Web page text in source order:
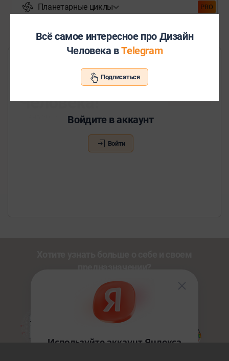
Планетарные циклы PRO
Войдите в аккаунт
Войти
Прямой эфир "Солнце в
карте Дизайн
Человека!"
В подписке
Познакомьтесь с другими нашими сервисами со
по промокоду
Всё самое интересное про Дизайн
Человека вTelegram
Подписаться